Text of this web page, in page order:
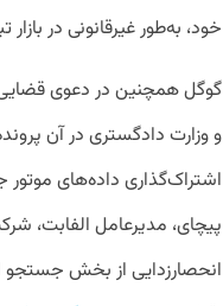
خود، به‌طور غیرقانونی در
گوگل همچنین در دعوی
و وزارت دادگستری در آن
اشتراک‌گذاری داده‌های موتور
پیچای، مدیرعامل الفابت،
انحصارزدایی از بخش جستجو